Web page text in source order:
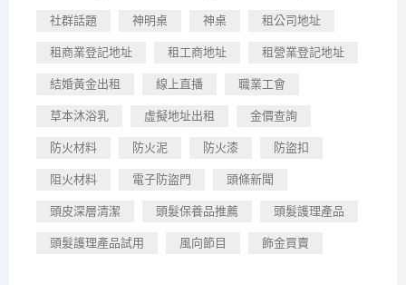
社群話題 神明桌 神桌 租公司地址
租商業登記地址 租工商地址 租營業登記地址
結婚黃金出租 線上直播 職業工會
草本沐浴乳 虛擬地址出租 金價查詢
防火材料 防火泥 防火漆 防盜扣
阻火材料 電子防盜門 頭條新聞
頭皮深層清潔 頭髮保養品推薦 頭髮護理產品
頭髮護理產品試用 風向節目 飾金買賣